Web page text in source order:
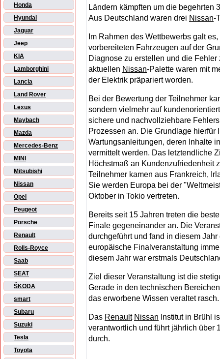
Honda
Hyundai
Jaguar
Jeep
KIA
Lamborghini
Lancia
Land Rover
Lexus
Maybach
Mazda
Mercedes-Benz
MINI
Mitsubishi
Nissan
Opel
Peugeot
Porsche
Renault
Rolls-Royce
Saab
SEAT
ŠKODA
smart
Subaru
Suzuki
Tesla
Toyota
Ländern kämpften um die begehrten
Aus Deutschland waren drei Nissan-
Im Rahmen des Wettbewerbs galt
vorbereiteten Fahrzeugen auf der
Diagnose zu erstellen und die
aktuellen Nissan-Palette waren mit
der Elektrik präpariert worden.
Bei der Bewertung der Teilnehmer
sondern vielmehr auf
sichere und nachvollziehbare
Prozessen an. Die Grundlage hierfür
Wartungsanleitungen, deren Inhalte
vermittelt werden. Das letztendliche
Höchstmaß an Kundenzufriedenheit
Teilnehmer kamen aus Frankreich,
Sie werden Europa bei der
Oktober in Tokio vertreten.
Bereits seit 15 Jahren treten die
Finale gegeneinander an. Die
durchgeführt und fand in diesem
europäische Finalveranstaltung
diesem Jahr war erstmals
Ziel dieser Veranstaltung ist die
Gerade in den technischen
das erworbene Wissen veraltet rasch.
Das Renault Nissan Institut in Brühl
verantwortlich und führt jährlich über
durch.